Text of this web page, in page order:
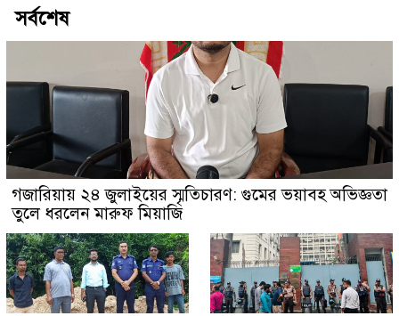
সর্বশেষ
গজারিয়ায় ২৪ জুলাইয়ের স্মৃতিচারণ: গুমের ভয়াবহ অভিজ্ঞতা
তুলে ধরলেন মারুফ মিয়াজি